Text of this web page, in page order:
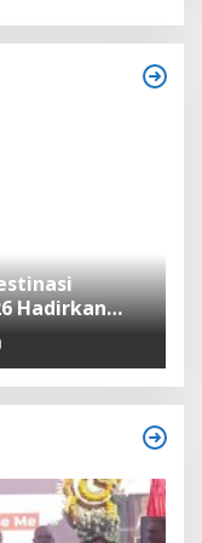
Hadirkan